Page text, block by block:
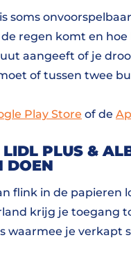
soms
regen komt en
aangeeft of je
of tussen twee
Play Store of de
LIDL PLUS &
DOEN
flink in de papieren
krijg je toegang
waarmee je verkapt